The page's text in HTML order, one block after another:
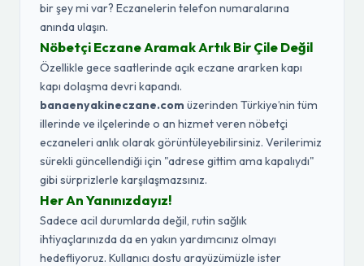
bir şey mi var? Eczanelerin telefon numaralarına
anında ulaşın.
Nöbetçi Eczane Aramak Artık Bir Çile Değil
Özellikle gece saatlerinde açık eczane ararken kapı
kapı dolaşma devri kapandı.
banaenyakineczane.com üzerinden Türkiye’nin tüm
illerinde ve ilçelerinde o an hizmet veren nöbetçi
eczaneleri anlık olarak görüntüleyebilirsiniz. Verilerimiz
sürekli güncellendiği için "adrese gittim ama kapalıydı"
gibi sürprizlerle karşılaşmazsınız.
Her An Yanınızdayız!
Sadece acil durumlarda değil, rutin sağlık
ihtiyaçlarınızda da en yakın yardımcınız olmayı
hedefliyoruz. Kullanıcı dostu arayüzümüzle ister